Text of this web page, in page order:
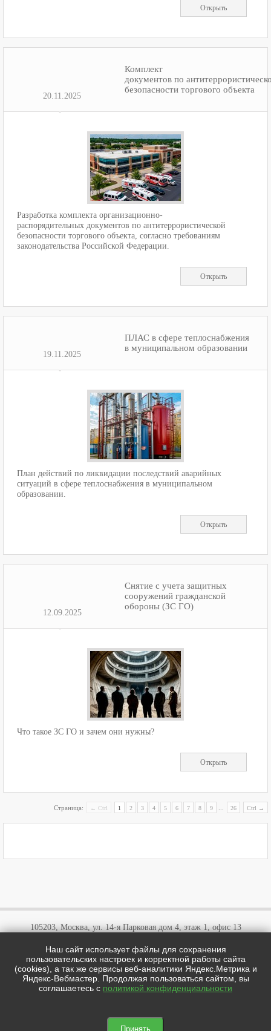
Открыть
20.11.2025
Комплект
документов по
безопасности торгового объекта
Разработка комплекта организационно-
распорядительных документов по антитеррористической
безопасности торгового объекта, согласно требованиям
законодательства Российской Федерации.
Открыть
19.11.2025
ПЛАС в сфере теплоснабжения
в муниципальном образовании
План действий по ликвидации последствий аварийных
ситуаций в сфере теплоснабжения в муниципальном
образовании.
Открыть
12.09.2025
Снятие с учета защитных
сооружений гражданской
обороны (ЗС ГО)
Что такое ЗС ГО и зачем они нужны?
Открыть
Страница: ← Ctrl 1 2 3 4 5 6 7 8 9 26 Ctrl →
цотипи.рф © 2026
105203, Москва, ул. 14-я Парковая дом 4, этаж 1, офис 13
+7 (495)646 03 57
+7 (800)707 57 72
cotipi@yandex.ru
Мы в соц сетях:
Наш сайт использует файлы для сохранения
пользовательских настроек и корректной работы сайта
(cookies), а так же сервисы веб-аналитики Яндекс.Метрика и
Яндекс-Вебмастер. Продолжая пользоваться сайтом, вы
соглашаетесь с политикой конфиденциальности
Принять